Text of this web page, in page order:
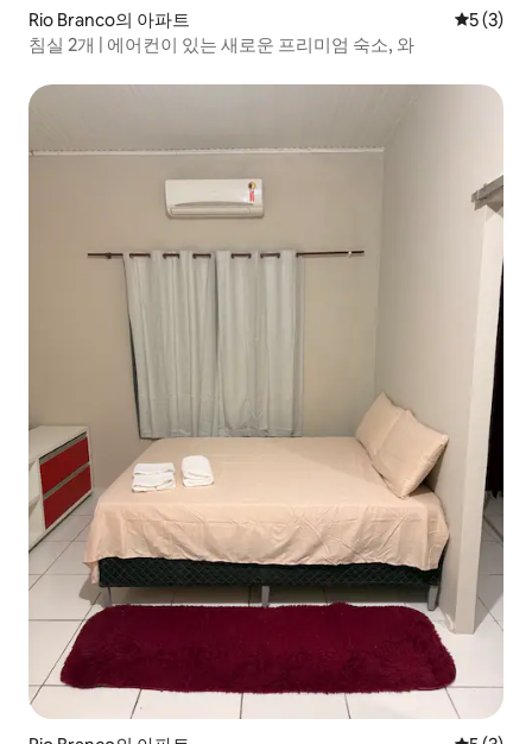
Rio Branco의 아파트 평점 5점
5 (3)
침실 2개 | 에어컨이 있는 새로운 프리미엄 숙소, 와